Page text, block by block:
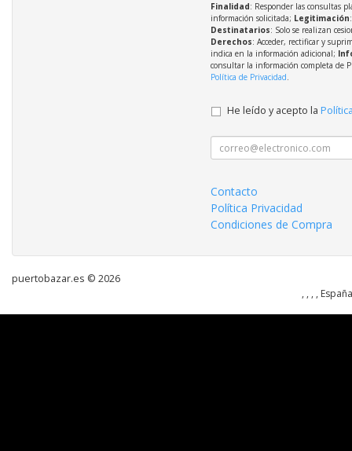
Finalidad: Responder las consultas
información solicitada; Legitimación
Destinatarios: Solo se realizan
Derechos: Acceder, rectificar y
indica en la información adicional;
consultar la información completa de
Política de Privacidad.
He leído y acepto la
Contacto
Política Privacidad
Condiciones de Compra
puertobazar.es © 2026
, , , ,